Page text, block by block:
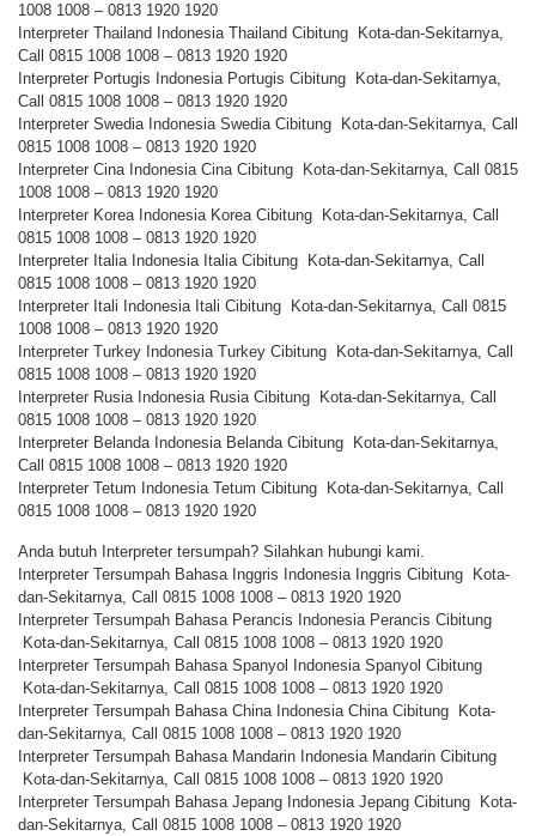
1008 1008 – 0813 1920 1920
Interpreter Thailand Indonesia Thailand Cibitung Kota-dan-Sekitarnya,
Call 0815 1008 1008 – 0813 1920 1920
Interpreter Portugis Indonesia Portugis Cibitung Kota-dan-Sekitarnya,
Call 0815 1008 1008 – 0813 1920 1920
Interpreter Swedia Indonesia Swedia Cibitung Kota-dan-Sekitarnya, Call
0815 1008 1008 – 0813 1920 1920
Interpreter Cina Indonesia Cina Cibitung Kota-dan-Sekitarnya, Call 0815
1008 1008 – 0813 1920 1920
Interpreter Korea Indonesia Korea Cibitung Kota-dan-Sekitarnya, Call
0815 1008 1008 – 0813 1920 1920
Interpreter Italia Indonesia Italia Cibitung Kota-dan-Sekitarnya, Call
0815 1008 1008 – 0813 1920 1920
Interpreter Itali Indonesia Itali Cibitung Kota-dan-Sekitarnya, Call 0815
1008 1008 – 0813 1920 1920
Interpreter Turkey Indonesia Turkey Cibitung Kota-dan-Sekitarnya, Call
0815 1008 1008 – 0813 1920 1920
Interpreter Rusia Indonesia Rusia Cibitung Kota-dan-Sekitarnya, Call
0815 1008 1008 – 0813 1920 1920
Interpreter Belanda Indonesia Belanda Cibitung Kota-dan-Sekitarnya,
Call 0815 1008 1008 – 0813 1920 1920
Interpreter Tetum Indonesia Tetum Cibitung Kota-dan-Sekitarnya, Call
0815 1008 1008 – 0813 1920 1920
Anda butuh Interpreter tersumpah? Silahkan hubungi kami.
Interpreter Tersumpah Bahasa Inggris Indonesia Inggris Cibitung Kota-
dan-Sekitarnya, Call 0815 1008 1008 – 0813 1920 1920
Interpreter Tersumpah Bahasa Perancis Indonesia Perancis Cibitung
Kota-dan-Sekitarnya, Call 0815 1008 1008 – 0813 1920 1920
Interpreter Tersumpah Bahasa Spanyol Indonesia Spanyol Cibitung
Kota-dan-Sekitarnya, Call 0815 1008 1008 – 0813 1920 1920
Interpreter Tersumpah Bahasa China Indonesia China Cibitung Kota-
dan-Sekitarnya, Call 0815 1008 1008 – 0813 1920 1920
Interpreter Tersumpah Bahasa Mandarin Indonesia Mandarin Cibitung
Kota-dan-Sekitarnya, Call 0815 1008 1008 – 0813 1920 1920
Interpreter Tersumpah Bahasa Jepang Indonesia Jepang Cibitung Kota-
dan-Sekitarnya, Call 0815 1008 1008 – 0813 1920 1920